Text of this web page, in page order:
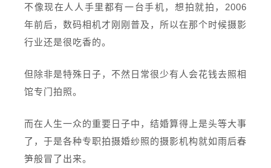
不像现在人人手里都有一台手机，想拍就拍，2006
年前后，数码相机才刚刚普及，所以在那个时候摄影
行业还是很吃香的。
但除非是特殊日子，不然日常很少有人会花钱去照相
馆专门拍照。
而在人生一众的重要日子中，结婚算得上是头等大事
了，于是各种专职拍摄婚纱照的摄影机构就如雨后春
笋般冒了出来。